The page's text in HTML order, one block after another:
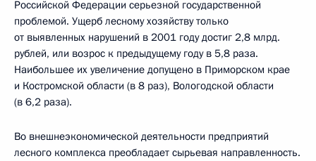
Российской Федерации серьезной государственной
проблемой. Ущерб лесному хозяйству только
от выявленных нарушений в 2001 году достиг 2,8 млрд.
рублей, или возрос к предыдущему году в 5,8 раза.
Наибольшее их увеличение допущено в Приморском крае
и Костромской области (в 8 раз), Вологодской области
(в 6,2 раза).
Во внешнеэкономической деятельности предприятий
лесного комплекса преобладает сырьевая направленность.